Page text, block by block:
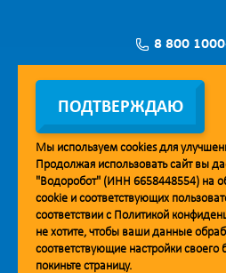
8 800
Заявка на
Мобильное
ПОДТВЕРЖДАЮ
Мы используем cookiesдля
Продолжая использовать сайт вы
"Водоробот" (ИНН 6658448554) на
cookie и соответствующих
соответствии с Политикой
не хотите, чтобы ваши данные
соответствующие настройки своего
покиньте страницу.